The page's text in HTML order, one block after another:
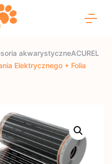
akwarystyczneACUREL
Elektrycznego + Folia